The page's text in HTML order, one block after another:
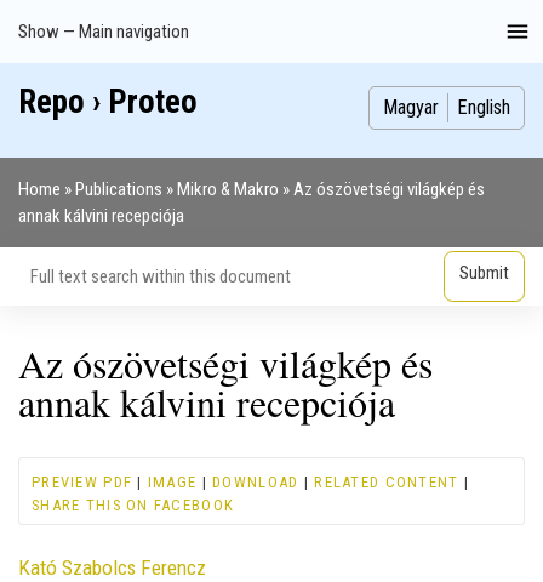
Main
navigation
Show — Main navigation
Index
Publications
Theses
Images
Contributors
Repo › Proteo Magyar English
Breadcrumb
Home Publications Mikro & Makro
Az ószövetségi világkép és
annak kálvini recepciója
Az ószövetségi világkép és
annak kálvini recepciója
PREVIEW PDF | IMAGE |DOWNLOAD |RELATED CONTENT |
SHARE THIS ON FACEBOOK
Contributor
Kató Szabolcs Ferencz